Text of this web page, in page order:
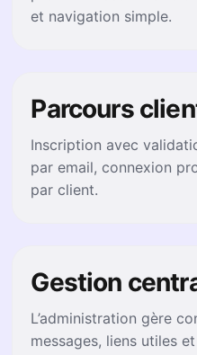
et navigation simple.
Parcours
Inscription avec
par email, connexion
par client.
Gestion
L’administration gère
messages, liens utiles